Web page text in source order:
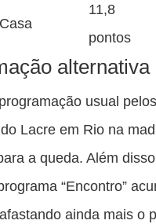
11,8
pontos
usual
Lacre em Rio na
a queda. Além
“Encontro”
ainda mais o